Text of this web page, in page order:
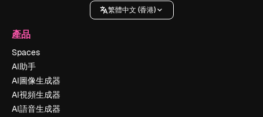
繁體中文 (香港)
產品
Spaces
AI助手
AI圖像生成器
AI視頻生成器
AI語音生成器